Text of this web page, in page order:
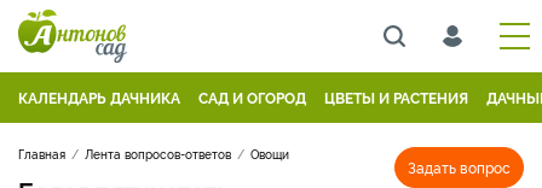
КАЛЕНДАРЬ ДАЧНИКА САД И ОГОРОД ЦВЕТЫ И РАСТЕНИЯ
Задать вопрос
Главная Лента вопросов-ответов Овощи